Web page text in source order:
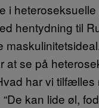
i
hentydning til
at se på
har vi tilfælles
kan lide øl,